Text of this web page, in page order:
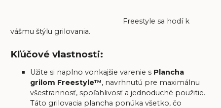
Freestyle sa hodí k
vášmu štýlu grilovania.
Kľúčové vlastnosti:
Užite si naplno vonkajšie varenie s Plancha
grilom Freestyle™, navrhnutú pre maximálnu
všestrannosť, spoľahlivosť a jednoduché použitie.
Táto grilovacia plancha ponúka všetko, čo